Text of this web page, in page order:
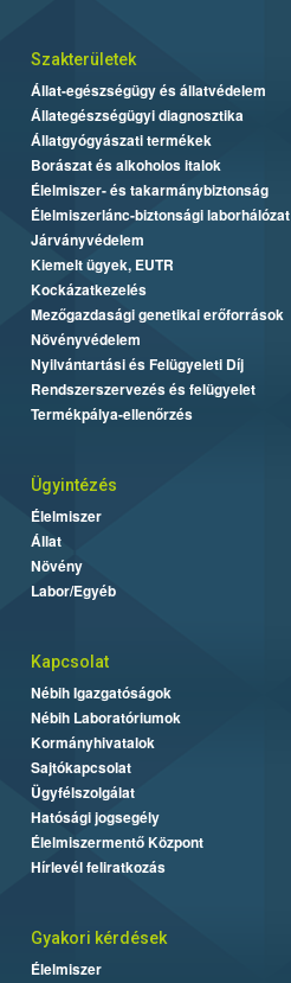
Szakterületek
Állat-egészségügy és állatvédelem
Állategészségügyi diagnosztika
Állatgyógyászati termékek
Borászat és alkoholos italok
Élelmiszer- és takarmánybiztonság
Élelmiszerlánc-biztonsági laborhálózat
Járványvédelem
Kiemelt ügyek, EUTR
Kockázatkezelés
Mezőgazdasági genetikai erőforrások
Növényvédelem
Nyilvántartási és Felügyeleti Díj
Rendszerszervezés és felügyelet
Termékpálya-ellenőrzés
Ügyintézés
Élelmiszer
Állat
Növény
Labor/Egyéb
Kapcsolat
Nébih Igazgatóságok
Nébih Laboratóriumok
Kormányhivatalok
Sajtókapcsolat
Ügyfélszolgálat
Hatósági jogsegély
Élelmiszermentő Központ
Hírlevél feliratkozás
Gyakori kérdések
Élelmiszer